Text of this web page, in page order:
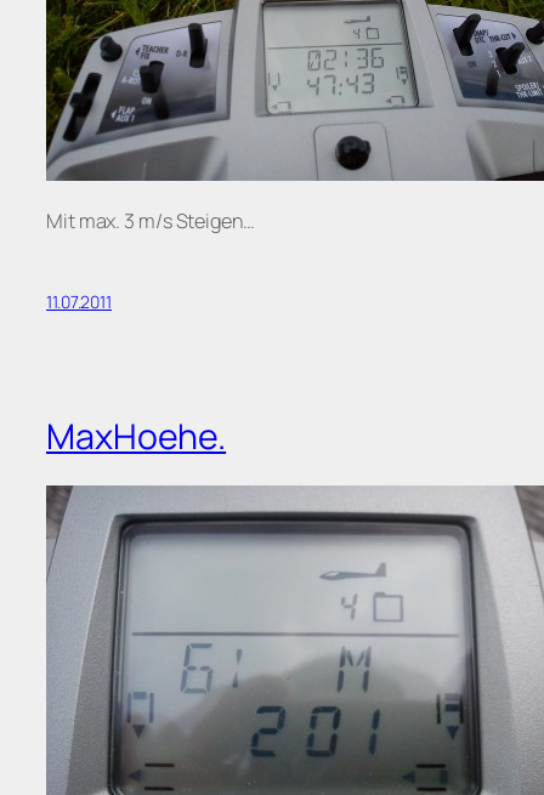
Mit max. 3 m/s Steigen…
11.07.2011
MaxHoehe.